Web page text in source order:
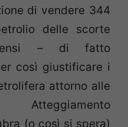
di vendere 344
delle scorte
– di fatto
così giustificare i
attorno alle
Atteggiamento
(o così si spera)